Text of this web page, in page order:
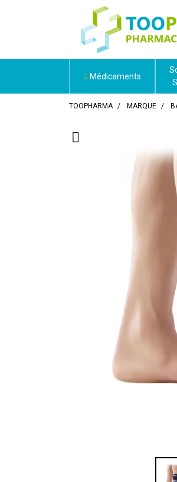
Médicaments
TOOPHARMA MARQUE